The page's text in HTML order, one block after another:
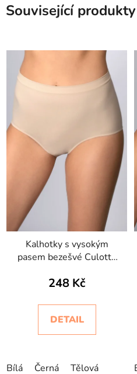
Související produkty
Kalhotky s vysokým
pasem bezešvé Culotte
248 Kč
DETAIL
Bílá Černá Tělová